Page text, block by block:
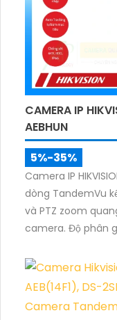
CAMERA IP
AEBHUN
5%-35%
Camera IP
dòng TandemVu
và PTZ zoom
camera. Độ phân
giúp giám sát khu
ngày và đêm.